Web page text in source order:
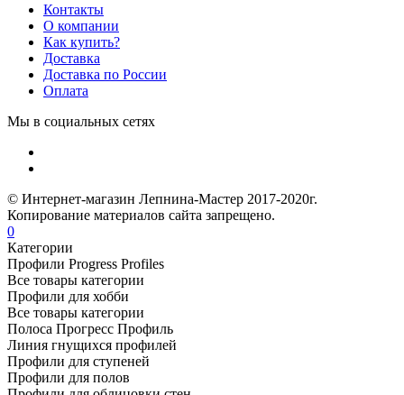
Контакты
О компании
Как купить?
Доставка
Доставка по России
Оплата
Мы в социальных сетях
© Интернет-магазин Лепнина-Мастер 2017-2020г.
Копирование материалов сайта запрещено.
0
Категории
Профили Progress Profiles
Все товары категории
Профили для хобби
Все товары категории
Полоса Прогресс Профиль
Линия гнущихся профилей
Профили для ступеней
Профили для полов